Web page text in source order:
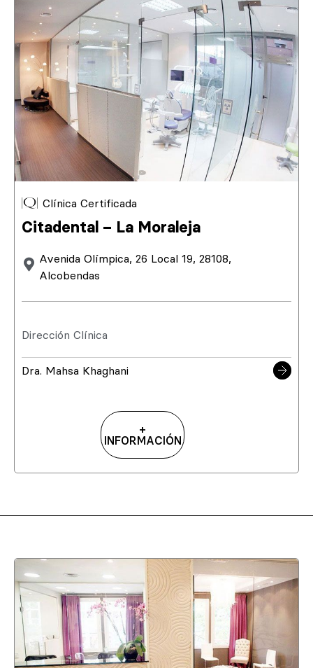
Clínica Certificada
Citadental – La Moraleja
Avenida Olímpica, 26 Local 19, 28108,
Alcobendas
Dirección Clínica
Dra. Mahsa Khaghani
+
INFORMACIÓN